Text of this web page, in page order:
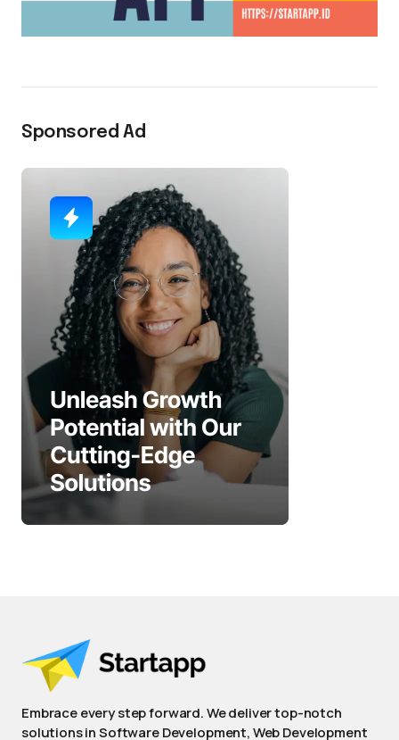
Sponsored Ad
Embrace every step forward. We deliver top-notch
solutions in Software Development, Web Development